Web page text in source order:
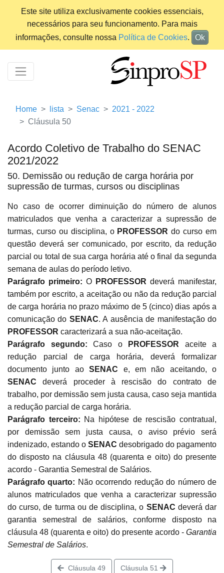
Este site utiliza exclusivamente cookies essenciais,
necessários para seu funcionamento. Para mais
informações, consulte nossa Política de Cookies. Ok
Home lista Senac
2021 - 2022
Cláusula 50
Acordo Coletivo de Trabalho do SENAC
2021/2022
50. Demissão ou redução de carga horária por
supressão de turmas, cursos ou disciplinas
No caso de ocorrer diminuição do número de alunos
matriculados que venha a caracterizar a supressão de
turmas, curso ou disciplina, o PROFESSORdo curso em
questão deverá ser comunicado, por escrito, da redução
parcial ou total de sua carga horária até o final da segunda
semana de aulas do período letivo.
Parágrafo primeiro: O PROFESSOR deverá manifestar,
também por escrito, a aceitação ou não da redução parcial
de carga horária no prazo máximo de 5 (cinco) dias após a
comunicação do SENAC. A ausência de manifestação do
PROFESSOR caracterizará a sua não-aceitação.
Parágrafo segundo: Caso o PROFESSOR aceite a
redução parcial de carga horária, deverá formalizar
documento junto aoSENAC e, em não aceitando, o
SENACdeverá proceder à rescisão do contrato de
trabalho, por demissão sem justa causa, caso seja mantida
a redução parcial de carga horária.
Parágrafo terceiro: Na hipótese de rescisão contratual,
por demissão sem justa causa, o aviso prévio será
indenizado, estando o SENAC desobrigado do pagamento
do disposto na cláusula 48 (quarenta e oito) do presente
acordo - Garantia Semestral de Salários.
Parágrafo quarto: Não ocorrendo redução do número de
alunos matriculados que venha a caracterizar supressão
do curso, de turma ou de disciplina, o SENAC deverá dar
garantia semestral de salários, conforme disposto na
cláusula 48 (quarenta e oito) do presente acordo - Garantia
Semestral de Salários.
Cláusula 49 Cláusula 51